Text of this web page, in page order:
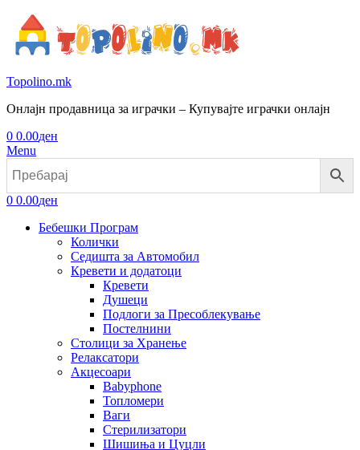
Topolino.mk
Онлајн продавница за играчки – Купувајте играчки онлајн
0 0.00ден
Menu
0 0.00ден
Бебешки Програм
Колички
Седишта за Автомобил
Кревети и додатоци
Кревети
Душеци
Подлоги за Пресоблекување
Постелнини
Столици за Хранење
Релаксатори
Акцесоари
Babyphone
Топломери
Ваги
Стерилизатори
Шишиња и Цуцли